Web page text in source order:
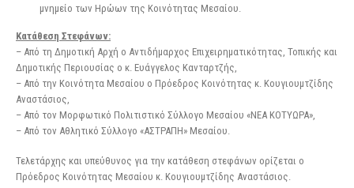
μνημείο των Ηρώων της Κοινότητας Μεσαίου.
Κατάθεση Στεφάνων:
– Από τη Δημοτική Αρχή ο Αντιδήμαρχος Επιχειρηματικότητας, Τοπικής και
Δημοτικής Περιουσίας ο κ. Ευάγγελος Κανταρτζής,
– Από την Κοινότητα Μεσαίου ο Πρόεδρος Κοινότητας κ. Κουγιουμτζίδης
Αναστάσιος,
– Από τον Μορφωτικό Πολιτιστικό Σύλλογο Μεσαίου «ΝΕΑ ΚΟΤΥΩΡΑ»,
– Από τον Αθλητικό Σύλλογο «ΑΣΤΡΑΠΗ» Μεσαίου.
Τελετάρχης και υπεύθυνος για την κατάθεση στεφάνων ορίζεται ο
Πρόεδρος Κοινότητας Μεσαίου κ. Κουγιουμτζίδης Αναστάσιος.